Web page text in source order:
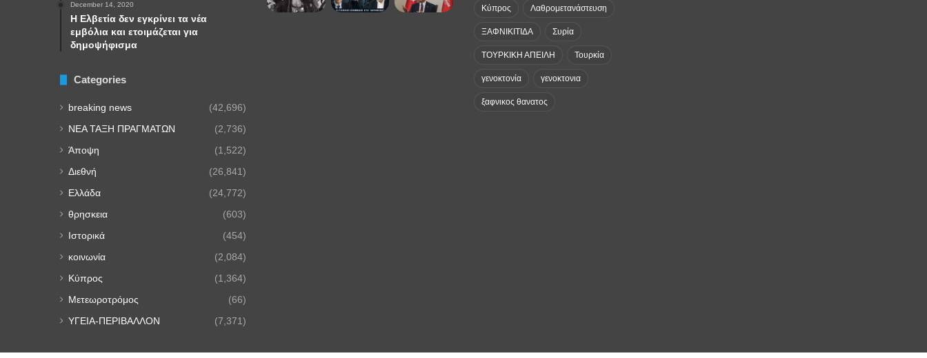
December 14, 2020
Η Ελβετία δεν εγκρίνει τα νέα
εμβόλια και ετοιμάζεται για
δημοψήφισμα
Categories
breaking news (42,696)
NEA TAΞΗ ΠΡΑΓΜΑΤΩΝ (2,736)
Άποψη (1,522)
Διεθνή (26,841)
Ελλάδα (24,772)
θρησκεια (603)
Ιστορικά (454)
κοινωνία (2,084)
Κύπρος (1,364)
Μετεωροτρόμος (66)
ΥΓΕΙΑ-ΠΕΡΙΒΑΛΛΟΝ (7,371)
Κύπρος Λαθρομετανάστευση
ΞΑΦΝΙΚΙΤΙΔΑ Συρία
ΤΟΥΡΚΙΚΗ ΑΠΕΙΛΗ Τουρκία
γενοκτονία γενοκτονια
ξαφνικος θανατος